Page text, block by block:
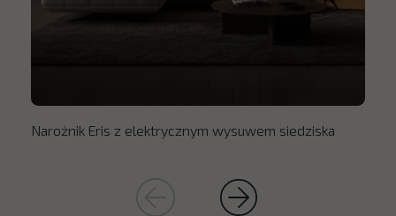
Narożnik Eris z elektrycznym wysuwem siedziska